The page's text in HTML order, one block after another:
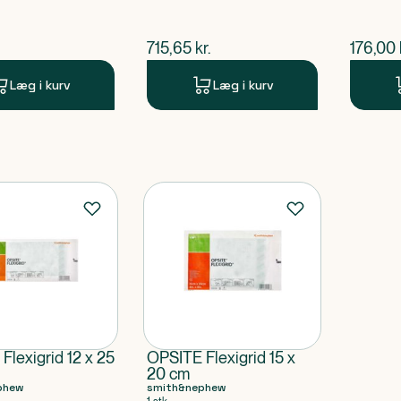
pris
Læg i kurv
$nuværende pris
715,65 kr.
Læg i kurv
$
176,00
12 x 25
OPSITE Flexigrid 15 x
20 cm
smith&nephew